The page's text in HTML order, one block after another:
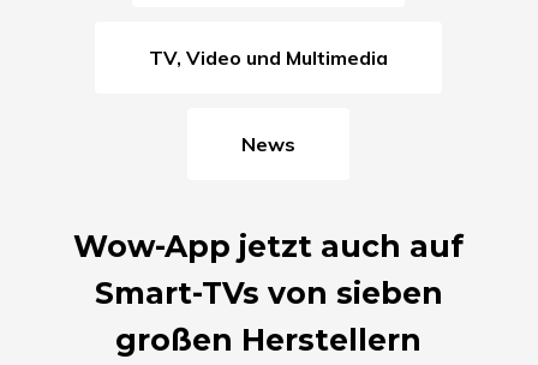
TV, Video und Multimedia
News
Wow-App jetzt auch auf
Smart-TVs von sieben
großen Herstellern